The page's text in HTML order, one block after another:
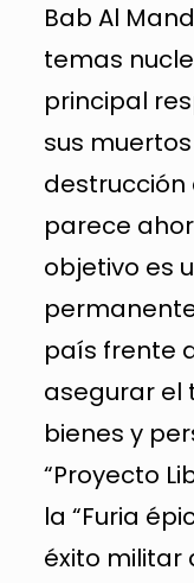
Bab Al
temas
principal
sus
destrucción
parece
objetivo es
país frente
asegurar el
bienes y
“Proyecto
la “Furia
éxito militar